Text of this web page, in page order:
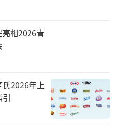
相2026青
2026年上